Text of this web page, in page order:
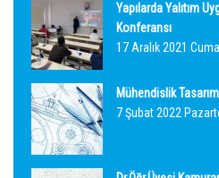
Yapılarda Yalıtım
Konferansı
17 Aralık 2021
Mühendislik
7 Şubat 2022